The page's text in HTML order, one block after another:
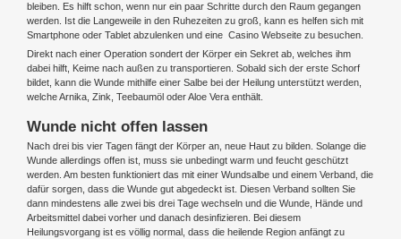
bleiben. Es hilft schon, wenn nur ein paar Schritte durch den Raum gegangen
werden. Ist die Langeweile in den Ruhezeiten zu groß, kann es helfen sich mit
Smartphone oder Tablet abzulenken und eine Casino Webseite zu besuchen.
Direkt nach einer Operation sondert der Körper ein Sekret ab, welches ihm
dabei hilft, Keime nach außen zu transportieren. Sobald sich der erste Schorf
bildet, kann die Wunde mithilfe einer Salbe bei der Heilung unterstützt werden,
welche Arnika, Zink, Teebaumöl oder Aloe Vera enthält.
Wunde nicht offen lassen
Nach drei bis vier Tagen fängt der Körper an, neue Haut zu bilden. Solange die
Wunde allerdings offen ist, muss sie unbedingt warm und feucht geschützt
werden. Am besten funktioniert das mit einer Wundsalbe und einem Verband, die
dafür sorgen, dass die Wunde gut abgedeckt ist. Diesen Verband sollten Sie
dann mindestens alle zwei bis drei Tage wechseln und die Wunde, Hände und
Arbeitsmittel dabei vorher und danach desinfizieren. Bei diesem
Heilungsvorgang ist es völlig normal, dass die heilende Region anfängt zu